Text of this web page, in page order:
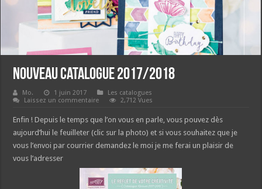
Nouveau catalogue 2017/2018
Mo. 1 juin 2017
Les catalogues
Laissez un commentaire
2,712 Vues
Enfin ! Depuis le temps que l’on vous en parle, vous pouvez dès
aujourd’hui le feuilleter (clic sur la photo) et si vous souhaitez que je
vous l’envoi par courrier demandez le moi je me ferai un plaisir de
vous l’adresser